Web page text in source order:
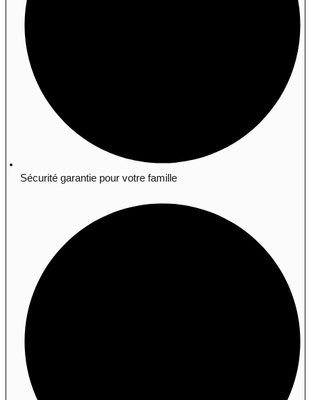
Sécurité garantie pour votre famille